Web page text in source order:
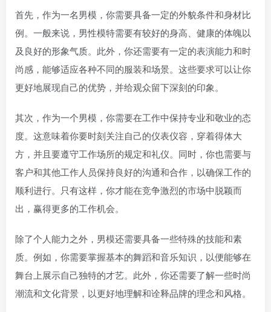
首先，作为一名男模，你需要具备一定的外貌条件和身材比
例。一般来说，男性模特需要有较好的身高、健康的体魄以
及良好的形象气质。此外，你还需要有一定的表演能力和时
尚感，能够适应各种不同的服装和场景。这些要求可以让你
更好地展现自己的优势，并给观众留下深刻的印象。
其次，作为一个男模，你需要在工作中保持专业和敬业的态
度。这意味着你要时刻关注自己的仪表仪容，穿着得体大
方，并且要遵守工作场所的规定和礼仪。同时，你也需要与
客户和其他工作人员保持良好的沟通和合作，以确保工作的
顺利进行。只有这样，你才能在竞争激烈的市场中脱颖而
出，赢得更多的工作机会。
除了个人能力之外，男模还需要具备一些特殊的技能和素
质。例如，你需要掌握基本的舞蹈和音乐知识，以便能够在
舞台上展示自己独特的才艺。此外，你还需要了解一些时尚
潮流和文化背景，以更好地理解和诠释品牌的理念和风格。